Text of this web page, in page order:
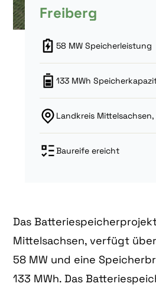
Freiberg
58 MW Speicherleistung
133 MWh
Landkreis
Baureife ereicht
Das
Mittelsachsen, verfügt
58 MW und eine
133 MWh. Das